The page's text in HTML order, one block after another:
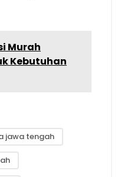
Murah
Kebutuhan
jawa tengah